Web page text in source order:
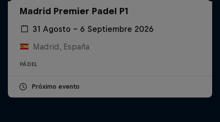
Madrid Premier Padel P1
31 Agosto – 6 Septiembre 2026
Madrid, España
PÁDEL
Próximo evento